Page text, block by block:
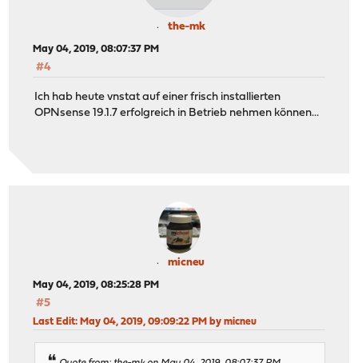
the-mk
May 04, 2019, 08:07:37 PM
#4
Ich hab heute vnstat auf einer frisch installierten
OPNsense 19.1.7 erfolgreich in Betrieb nehmen können...
micneu
May 04, 2019, 08:25:28 PM
#5
Last Edit: May 04, 2019, 09:09:22 PM by micneu